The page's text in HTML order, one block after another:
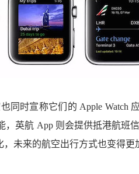
同时宣称它们的 Apple Watch
，英航 App 则会提供抵港航班
未来的航空出行方式也变得更